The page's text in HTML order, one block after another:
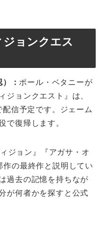
ョンクエス
： ポール・ベタニーが
ジョンクエスト』は、
信予定です。ジェーム
で復帰します。
ジョン』『アガサ・オ
の最終作と説明してい
過去の記憶を持ちなが
が何者かを探すと公式